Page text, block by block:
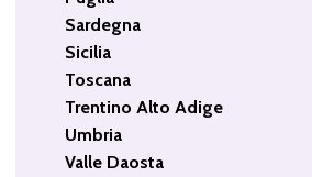
Sardegna
Sicilia
Toscana
Trentino Alto Adige
Umbria
Valle Daosta